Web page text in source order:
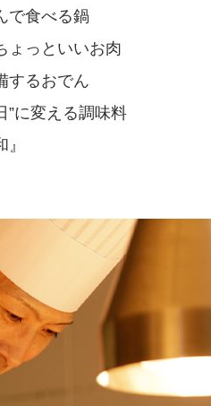
で食べる鍋
ょっといいお肉
するおでん
”に変える調味料